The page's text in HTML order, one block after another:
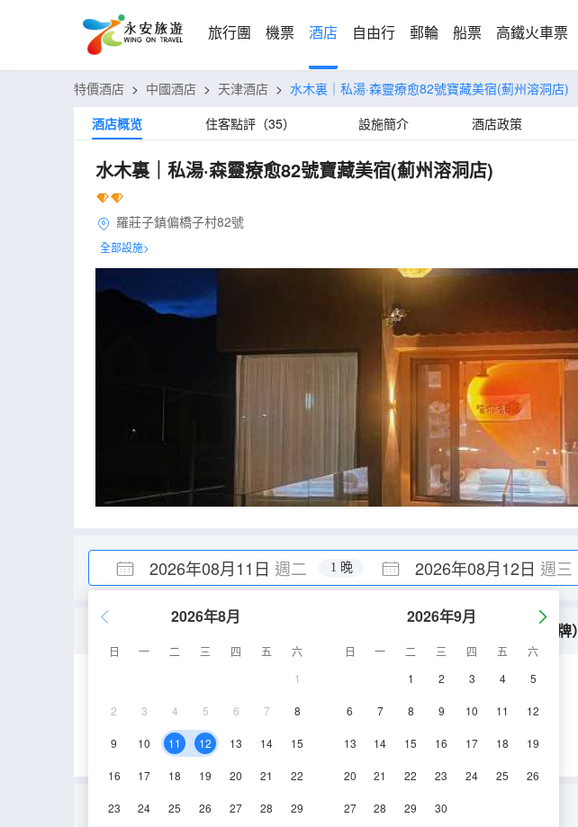
旅行團 機票 酒店 自由行 郵輪 船票 高鐵火車票
特價酒店 > 中國酒店 > 天津酒店 > 水木裏｜私湯·森靈療愈82號寶藏美宿(薊州溶洞店)
酒店概览
住客點評（35） 設施簡介 酒店政策
水木裏｜私湯·森靈療愈82號寶藏美宿(薊州溶洞店)
羅莊子鎮偏橋子村82號
全部設施>
2026年08月11日 週二 2026年08月12日 週三
1 晚
2026年8月
日 一 二 三 四 五
六
1
2 3 4 5 6 7 8
9 10 11 12 13 14 15
16 17 18 19 20 21 22
23 24 25 26 27 28 29
2026年9月
日 一 二 三 四 五
六
1
2 3 4 5
6 7 8 9 10 11 12
13 14 15 16 17 18 19
20 21 22 23 24 25 26
27 28 29 30
且慢·拾光之舍|私湯泡池雙床房（小米電視+歡樂棋牌）
淋浴 電視機
餘歡·雲端小憩|浴缸雙床房（小米電視+歡樂棋牌）